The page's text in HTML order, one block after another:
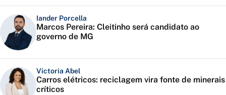
Iander Porcella
Marcos Pereira: Cleitinho será candidato ao
governo de MG
Victoria Abel
Carros elétricos: reciclagem vira fonte de minerais
críticos